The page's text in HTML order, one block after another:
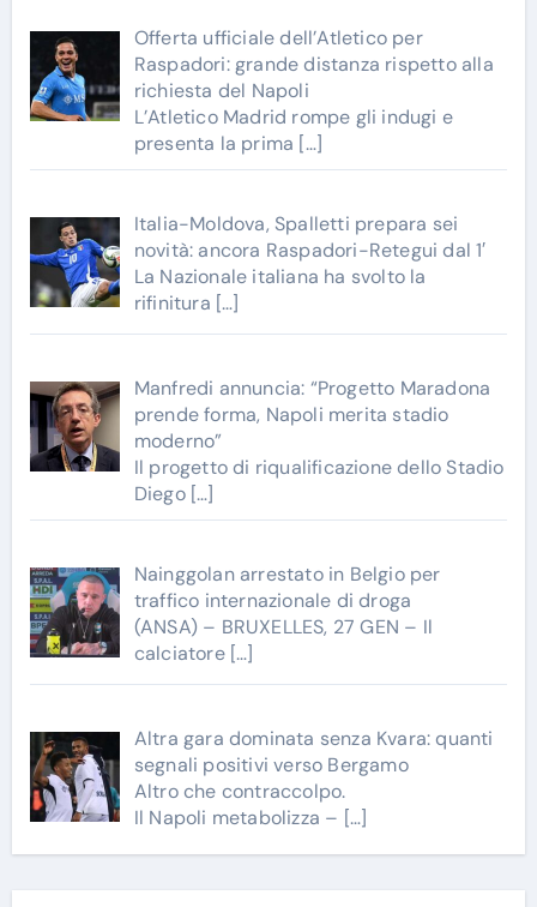
Offerta ufficiale dell’Atletico per
Raspadori: grande distanza rispetto alla
richiesta del Napoli
L’Atletico Madrid rompe gli indugi e
presenta la prima […]
Italia-Moldova, Spalletti prepara sei
novità: ancora Raspadori-Retegui dal 1′
La Nazionale italiana ha svolto la
rifinitura […]
Manfredi annuncia: “Progetto Maradona
prende forma, Napoli merita stadio
moderno”
Il progetto di riqualificazione dello Stadio
Diego […]
Nainggolan arrestato in Belgio per
traffico internazionale di droga
(ANSA) – BRUXELLES, 27 GEN – Il
calciatore […]
Altra gara dominata senza Kvara: quanti
segnali positivi verso Bergamo
Altro che contraccolpo.
Il Napoli metabolizza – […]